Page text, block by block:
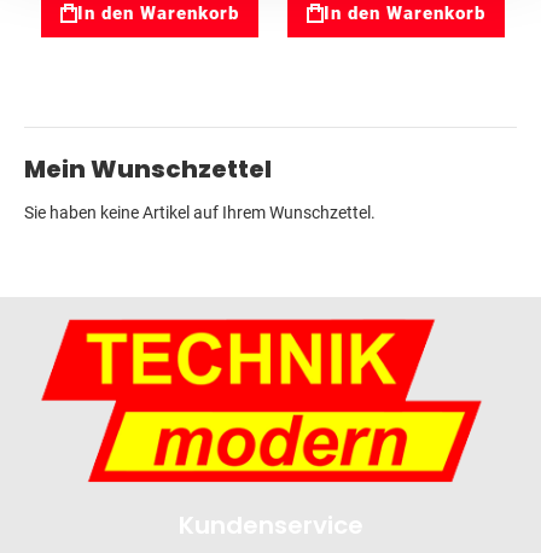
In den Warenkorb In den Warenkorb
Mein Wunschzettel
Sie haben keine Artikel auf Ihrem Wunschzettel.